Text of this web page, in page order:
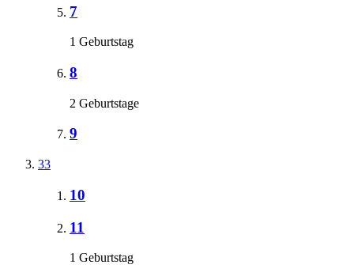
7
1 Geburtstag
8
2 Geburtstage
9
33
10
11
1 Geburtstag